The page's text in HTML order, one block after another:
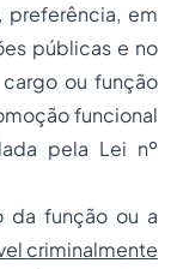
em
públicas e no
ou função
funcional
pela Lei nº
da função ou a
criminalmente